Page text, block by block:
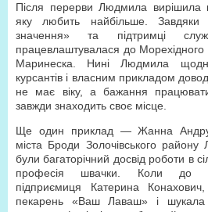
Після перерви Людмила вирішила
яку любить найбільше. Завдяки
значення» та підтримці
працевлаштувалася до
Маринеска. Нині Людмила
курсантів і власним прикладом
не має віку, а бажання
завжди знаходить своє місце.
Ще один приклад — Жанна
міста Броди Золочівського району
були багаторічний досвід роботи в
професія швачки. Коли до
підприємиця Катерина
пекарень «Ваш Лаваш» і шукала